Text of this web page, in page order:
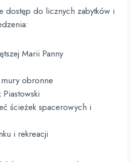
dostęp do licznych zabytków i
Marii Panny
obronne
ścieżek spacerowych i
i rekreacji